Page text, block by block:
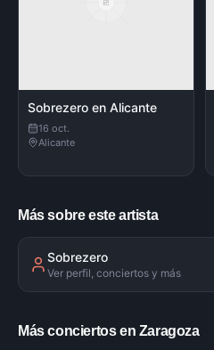
Sobrezero en Alicante
16 oct.
Alicante
Más sobre este artista
Sobrezero
Ver perfil, conciertos y más
Más conciertos en Zaragoza